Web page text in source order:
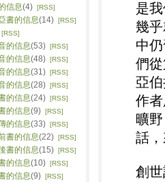
是
幾
中
們
亞
作
曠
話
創
信息(4) [RSS]
書的信息(14) [RSS]
[RSS]
的信息(53) [RSS]
的信息(48) [RSS]
的信息(31) [RSS]
的信息(28) [RSS]
的信息(24) [RSS]
的信息(9) [RSS]
的信息(33) [RSS]
書的信息(22) [RSS]
書的信息(15) [RSS]
的信息(10) [RSS]
的信息(9) [RSS]